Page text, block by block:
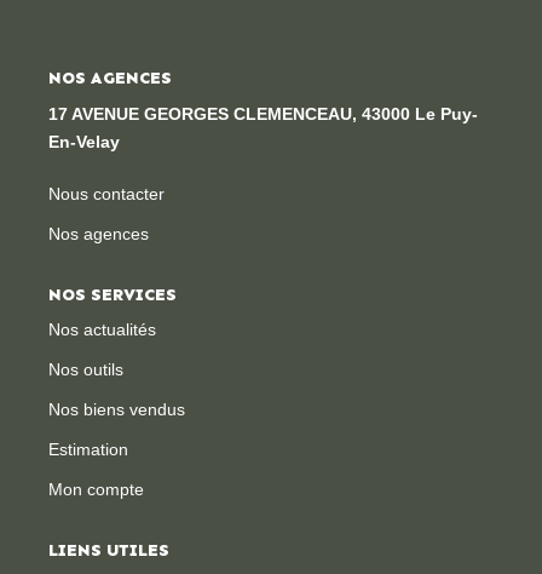
NOS AGENCES
17 AVENUE GEORGES CLEMENCEAU, 43000 Le Puy-
En-Velay
Nous contacter
Nos agences
NOS SERVICES
Nos actualités
Nos outils
Nos biens vendus
Estimation
Mon compte
LIENS UTILES